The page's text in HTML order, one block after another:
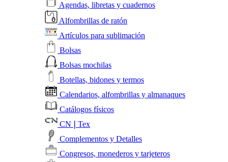
Agendas, libretas y cuadernos
Alfombrillas de ratón
Artículos para sublimación
Bolsas
Bolsas mochilas
Botellas, bidones y termos
Calendarios, alfombrillas y almanaques
Catálogos físicos
CN❘Tex
Complementos y Detalles
Congresos, monederos y tarjeteros